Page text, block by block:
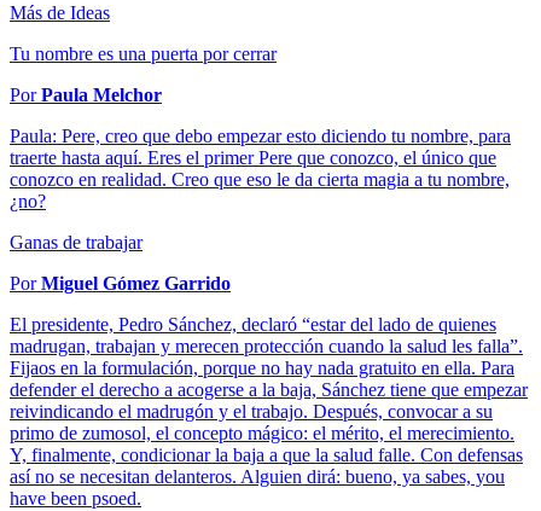
Más de Ideas
Tu nombre es una puerta por cerrar
PorPaula Melchor
Paula: Pere, creo que debo empezar esto diciendo tu nombre, para
traerte hasta aquí. Eres el primer Pere que conozco, el único que
conozco en realidad. Creo que eso le da cierta magia a tu nombre,
¿no?
Ganas de trabajar
PorMiguel Gómez Garrido
El presidente, Pedro Sánchez, declaró “estar del lado de quienes
madrugan, trabajan y merecen protección cuando la salud les falla”.
Fijaos en la formulación, porque no hay nada gratuito en ella. Para
defender el derecho a acogerse a la baja, Sánchez tiene que empezar
reivindicando el madrugón y el trabajo. Después, convocar a su
primo de zumosol, el concepto mágico: el mérito, el merecimiento.
Y, finalmente, condicionar la baja a que la salud falle. Con defensas
así no se necesitan delanteros. Alguien dirá: bueno, ya sabes, you
have been psoed.